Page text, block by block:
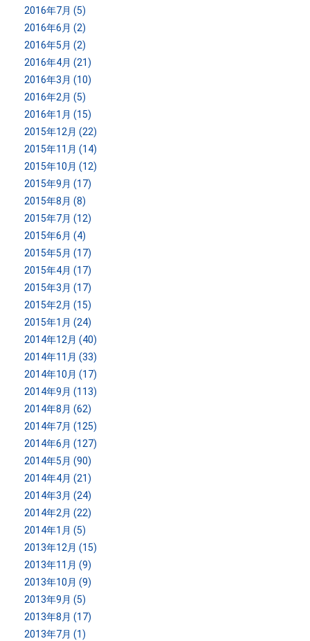
2016年7月 (5)
2016年6月 (2)
2016年5月 (2)
2016年4月 (21)
2016年3月 (10)
2016年2月 (5)
2016年1月 (15)
2015年12月 (22)
2015年11月 (14)
2015年10月 (12)
2015年9月 (17)
2015年8月 (8)
2015年7月 (12)
2015年6月 (4)
2015年5月 (17)
2015年4月 (17)
2015年3月 (17)
2015年2月 (15)
2015年1月 (24)
2014年12月 (40)
2014年11月 (33)
2014年10月 (17)
2014年9月 (113)
2014年8月 (62)
2014年7月 (125)
2014年6月 (127)
2014年5月 (90)
2014年4月 (21)
2014年3月 (24)
2014年2月 (22)
2014年1月 (5)
2013年12月 (15)
2013年11月 (9)
2013年10月 (9)
2013年9月 (5)
2013年8月 (17)
2013年7月 (1)